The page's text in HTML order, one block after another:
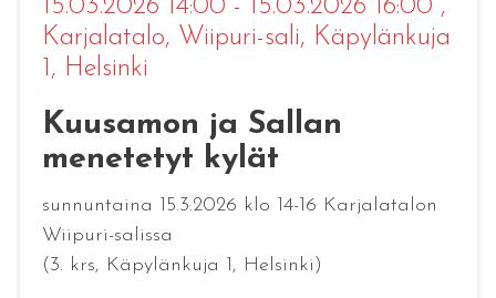
15.03.2026 14:00 - 15.03.2026 16:00 ,
Karjalatalo, Wiipuri-sali, Käpylänkuja
1, Helsinki
Kuusamon ja Sallan
menetetyt kylät
sunnuntaina 15.3.2026 klo 14-16 Karjalatalon
Wiipuri-salissa
(3. krs, Käpylänkuja 1, Helsinki)